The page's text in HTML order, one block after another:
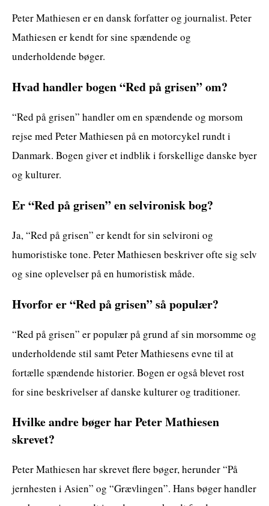
Peter Mathiesen er en dansk forfatter og journalist. Peter
Mathiesen er kendt for sine spændende og
underholdende bøger.
Hvad handler bogen “Red på grisen” om?
“Red på grisen” handler om en spændende og morsom
rejse med Peter Mathiesen på en motorcykel rundt i
Danmark. Bogen giver et indblik i forskellige danske byer
og kulturer.
Er “Red på grisen” en selvironisk bog?
Ja, “Red på grisen” er kendt for sin selvironi og
humoristiske tone. Peter Mathiesen beskriver ofte sig selv
og sine oplevelser på en humoristisk måde.
Hvorfor er “Red på grisen” så populær?
“Red på grisen” er populær på grund af sin morsomme og
underholdende stil samt Peter Mathiesens evne til at
fortælle spændende historier. Bogen er også blevet rost
for sine beskrivelser af danske kulturer og traditioner.
Hvilke andre bøger har Peter Mathiesen
skrevet?
Peter Mathiesen har skrevet flere bøger, herunder “På
jernhesten i Asien” og “Grævlingen”. Hans bøger handler